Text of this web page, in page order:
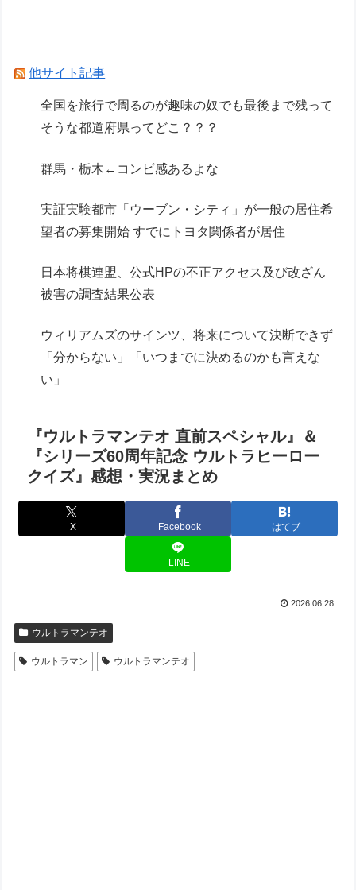
【リコリス・リコイル】セガ「錦木千束」と「井
ノ上たきな」 STREET SNAP プライズフィギュ
ア【彩色原型公開】
他サイト記事
全国を旅行で周るのが趣味の奴でも最後まで残って
そうな都道府県ってどこ？？？
群馬・栃木←コンビ感あるよな
実証実験都市「ウーブン・シティ」が一般の居住希
望者の募集開始 すでにトヨタ関係者が居住
日本将棋連盟、公式HPの不正アクセス及び改ざん
被害の調査結果公表
ウィリアムズのサインツ、将来について決断できず
「分からない」「いつまでに決めるのかも言えな
い」
『ウルトラマンテオ 直前スペシャル』＆
『シリーズ60周年記念 ウルトラヒーロー
クイズ』感想・実況まとめ
X Facebook はてブ
LINE
2026.06.28
ウルトラマンテオ
ウルトラマン ウルトラマンテオ